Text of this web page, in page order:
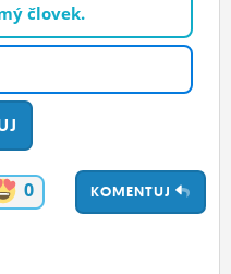
človek.
KOMENTUJ
0